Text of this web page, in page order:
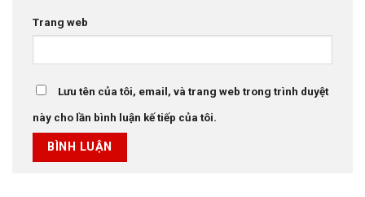
Trang web
Lưu tên của tôi, email, và trang web trong trình duyệt
này cho lần bình luận kế tiếp của tôi.